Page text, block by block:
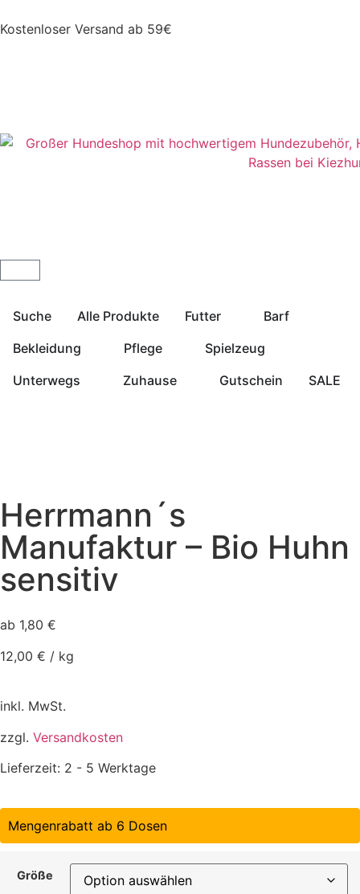
Kostenloser Versand ab 59€
Suche Alle Produkte Futter
Barf
Bekleidung
Pflege
Spielzeug
Unterwegs
Zuhause Gutschein SALE
Herrmann´s
Manufaktur – Bio Huhn
sensitiv
ab 1,80 €
12,00 € / kg
inkl. MwSt.
zzgl. Versandkosten
Lieferzeit: 2 - 5 Werktage
Mengenrabatt ab 6 Dosen
Größe